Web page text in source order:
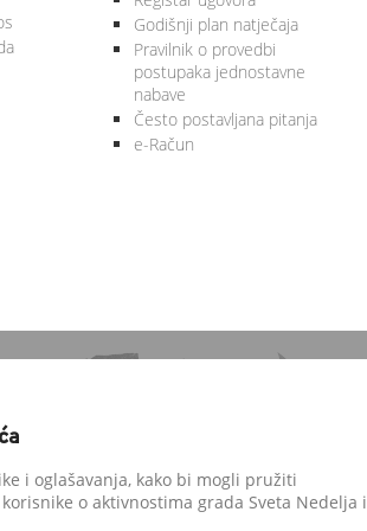
Godišnji plan natječaja
Pravilnik o provedbi
postupaka jednostavne
nabave
Često postavljana pitanja
e-Račun
i oglašavanja, kako bi mogli pružiti
o aktivnostima grada Sveta Nedelja i